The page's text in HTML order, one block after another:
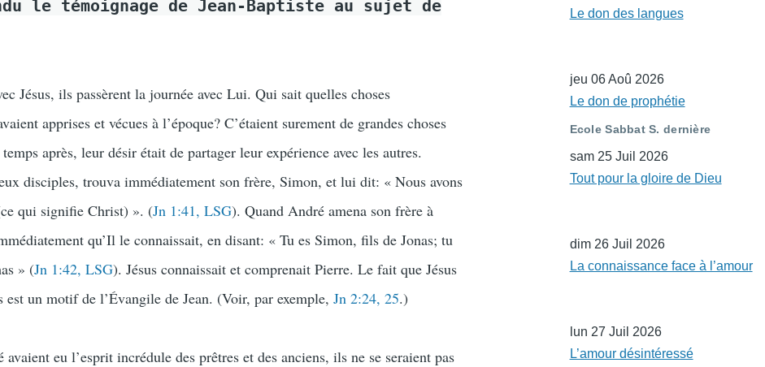
le témoignage de Jean-Baptiste au sujet de
Jésus, ils passèrent la journée avec Lui. Qui sait quelles choses
apprises et vécues à l’époque? C’étaient surement de grandes choses
après, leur désir était de partager leur expérience avec les autres.
disciples, trouva immédiatement son frère, Simon, et lui dit: « Nous avons
qui signifie Christ) ». (Jn 1:41, LSG). Quand André amena son frère à
qu’Il le connaissait, en disant: « Tu es Simon, fils de Jonas; tu
» (Jn 1:42, LSG). Jésus connaissait et comprenait Pierre. Le fait que Jésus
est un motif de l’Évangile de Jean. (Voir, par exemple,Jn 2:24, 25.)
avaient eu l’esprit incrédule des prêtres et des anciens, ils ne se seraient pas
Le don des langues
jeu 06 Aoû 2026
Le don de prophétie
Ecole Sabbat S. dernière
sam 25 Juil 2026
Tout pour la gloire de Dieu
dim 26 Juil 2026
La connaissance face à l’amour
lun 27 Juil 2026
L’amour désintéressé